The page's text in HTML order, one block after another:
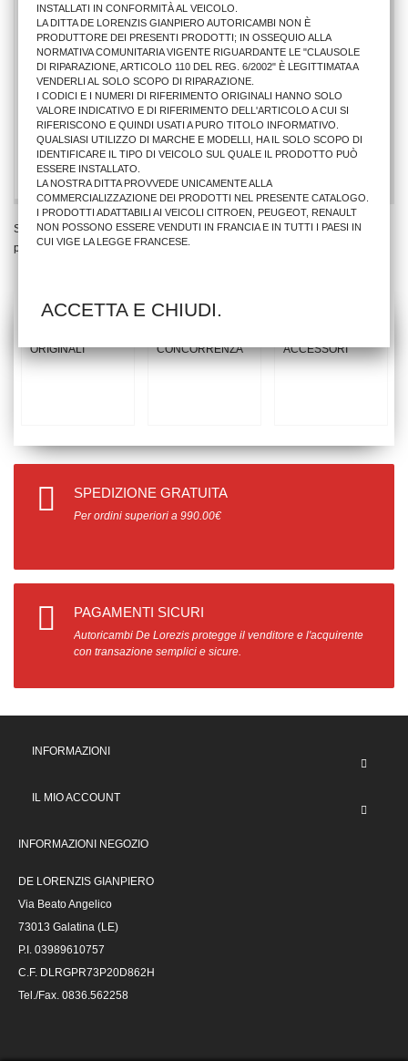
KIT RIPARAZ. FARO SX FI 500L 2012
27,45 €
Stai Visualizzando 1 - 2 di 2
prodotti
SPEDIZIONE GRATUITA
Per ordini superiori a 990.00€
PAGAMENTI SICURI
Autoricambi De Lorezis protegge il venditore e l'acquirente
con transazione semplici e sicure.
INFORMAZIONI
IL MIO ACCOUNT
INFORMAZIONI NEGOZIO
DE LORENZIS GIANPIERO
Via Beato Angelico
73013 Galatina (LE)
P.I. 03989610757
C.F. DLRGPR73P20D862H
Tel./Fax. 0836.562258
INSTALLATI IN CONFORMITÀ AL VEICOLO.
LA DITTA DE LORENZIS GIANPIERO AUTORICAMBI NON È
PRODUTTORE DEI PRESENTI PRODOTTI; IN OSSEQUIO ALLA
NORMATIVA COMUNITARIA VIGENTE RIGUARDANTE LE "CLAUSOLE
DI RIPARAZIONE, ARTICOLO 110 DEL REG. 6/2002" È LEGITTIMATA A
VENDERLI AL SOLO SCOPO DI RIPARAZIONE.
I CODICI E I NUMERI DI RIFERIMENTO ORIGINALI HANNO SOLO
VALORE INDICATIVO E DI RIFERIMENTO DELL'ARTICOLO A CUI SI
RIFERISCONO E QUINDI USATI A PURO TITOLO INFORMATIVO.
QUALSIASI UTILIZZO DI MARCHE E MODELLI, HA IL SOLO SCOPO DI
IDENTIFICARE IL TIPO DI VEICOLO SUL QUALE IL PRODOTTO PUÒ
ESSERE INSTALLATO.
LA NOSTRA DITTA PROVVEDE UNICAMENTE ALLA
COMMERCIALIZZAZIONE DEI PRODOTTI NEL PRESENTE CATALOGO.
I PRODOTTI ADATTABILI AI VEICOLI CITROEN, PEUGEOT, RENAULT
NON POSSONO ESSERE VENDUTI IN FRANCIA E IN TUTTI I PAESI IN
CUI VIGE LA LEGGE FRANCESE.
ACCETTA E CHIUDI.